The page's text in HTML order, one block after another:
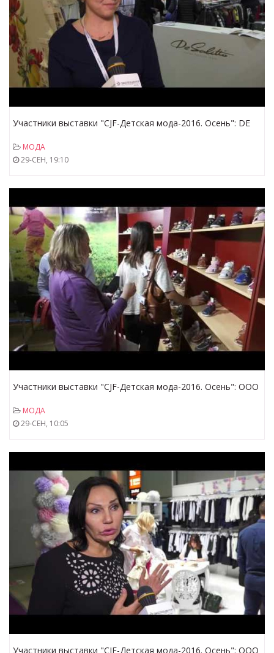
Участники выставки "CJF-Детская мода-2016. Осень": DE
МОДА
29-СЕН, 19:10
Участники выставки "CJF-Детская мода-2016. Осень": ООО
МОДА
29-СЕН, 10:05
Участники выставки "CJF-Детская мода-2016. Осень": ООО